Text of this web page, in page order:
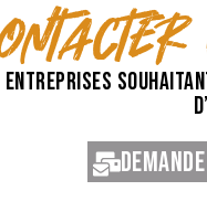
entreprises